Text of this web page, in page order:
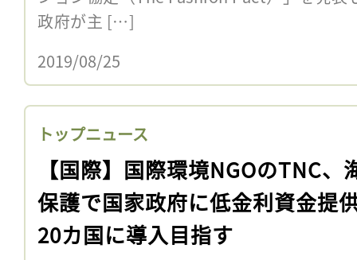
政府が主 […]
2019/08/25
トップニュース
【国際】国際環境NGOのTNC、
保護で国家政府に低金利資金提
20カ国に導入目指す